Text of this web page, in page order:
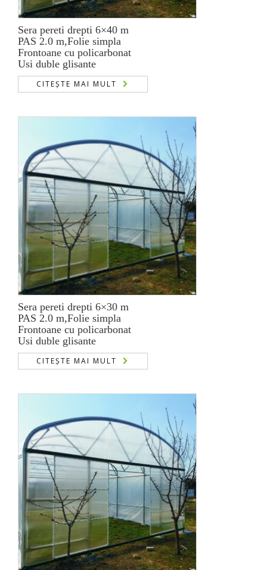
Sera pereti drepti 6×40 m
PAS 2.0 m,Folie simpla
Frontoane cu policarbonat
Usi duble glisante
CITEȘTE MAI MULT
Sera pereti drepti 6×30 m
PAS 2.0 m,Folie simpla
Frontoane cu policarbonat
Usi duble glisante
CITEȘTE MAI MULT